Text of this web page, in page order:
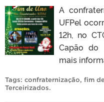
A
UFPel
12h, no
Capão do
mais
Tags: confraternização, fim
Terceirizados.